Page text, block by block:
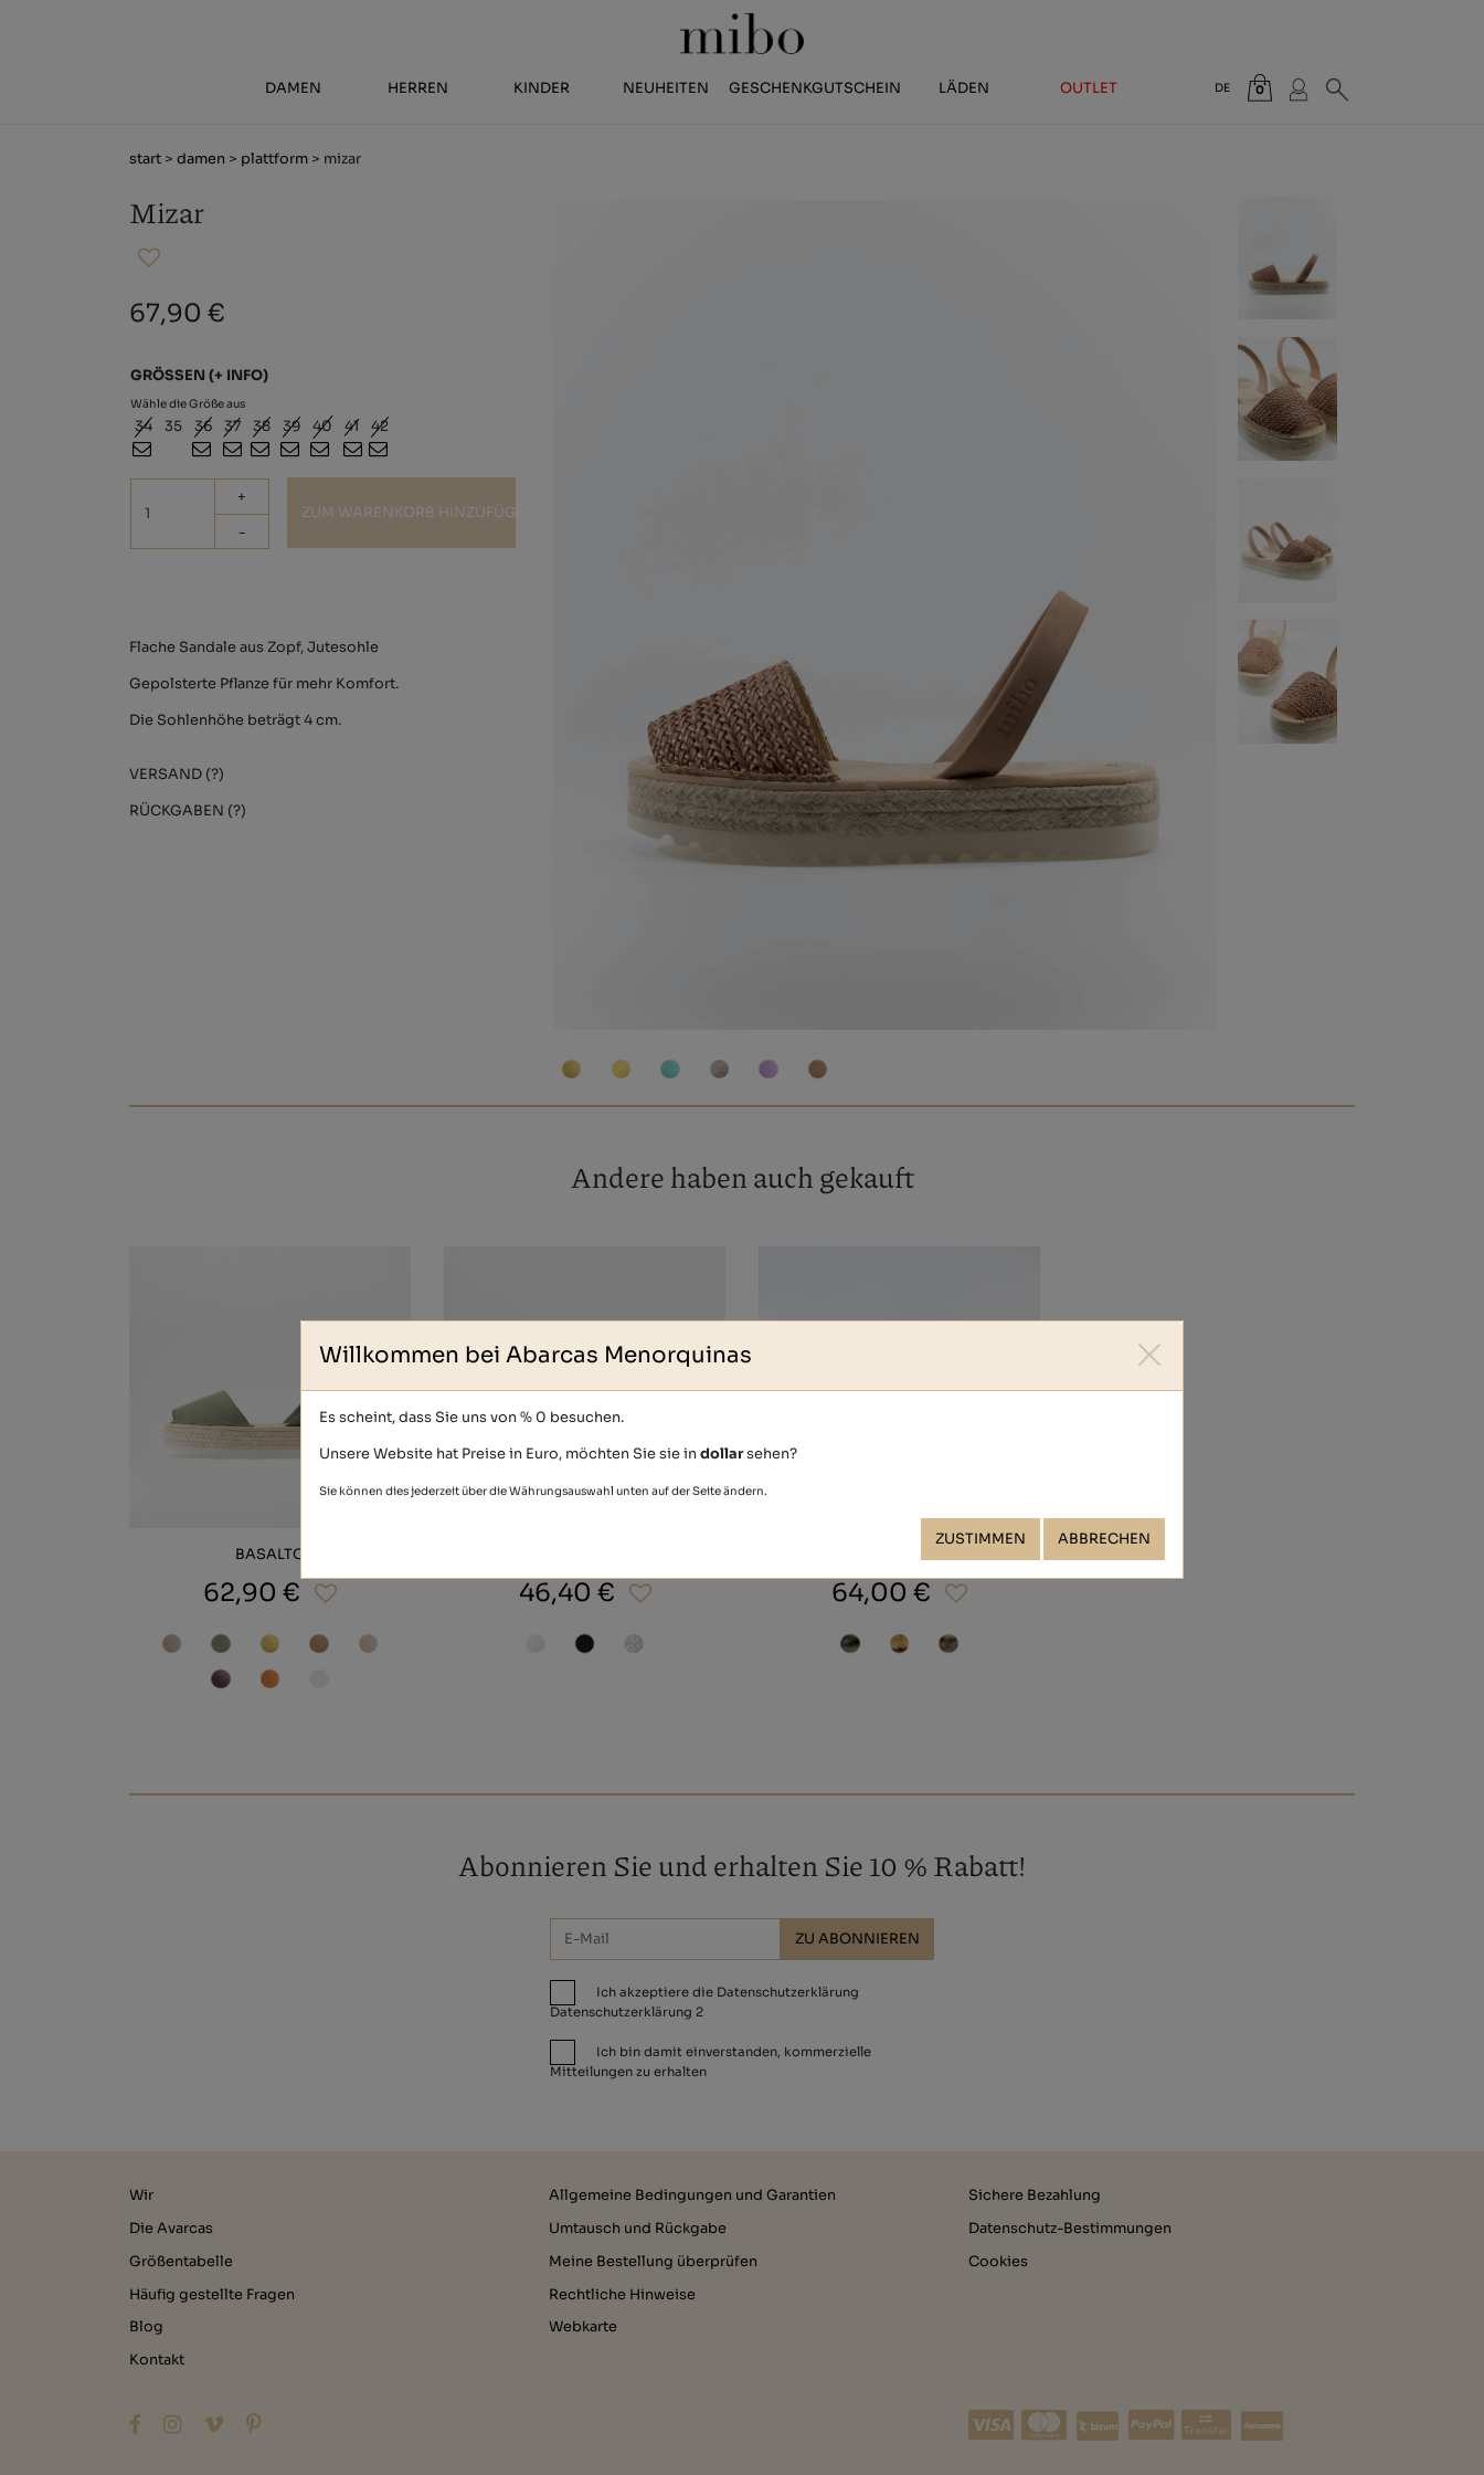
DAMEN HERREN KINDER NEUHEITEN GESCHENKGUTSCHEIN LÄDEN OUTLET DE 0
start > damen > plattform > mizar
Mizar
67,90 €
GRÖSSEN (+ INFO)
Wähle die Größe aus
34 35 36 37 38 39 40 41 42
+
-
ZUM WARENKORB HINZUFÜGEN
Flache Sandale aus Zopf, Jutesohle
Gepolsterte Pflanze für mehr Komfort.
Die Sohlenhöhe beträgt 4 cm.
VERSAND (?)
RÜCKGABEN (?)
Andere haben auch gekauft
BASALTO
62,90 € 46,40 € 64,00 €
Abonnieren Sie und erhalten Sie 10 % Rabatt!
ZU ABONNIEREN
Ich akzeptiere die Datenschutzerklärung
Datenschutzerklärung 2
Ich bin damit einverstanden, kommerzielle
Mitteilungen zu erhalten
Wir
Die Avarcas
Größentabelle
Häufig gestellte Fragen
Blog
Kontakt
Allgemeine Bedingungen und Garantien
Umtausch und Rückgabe
Meine Bestellung überprüfen
Rechtliche Hinweise
Webkarte
Sichere Bezahlung
Datenschutz-Bestimmungen
Cookies
Transfer
Willkommen bei Abarcas Menorquinas
Es scheint, dass Sie uns von % 0 besuchen.
Unsere Website hat Preise in Euro, möchten Sie sie indollarsehen?
Sie können dies jederzeit über die Währungsauswahl unten auf der Seite ändern.
ZUSTIMMEN ABBRECHEN